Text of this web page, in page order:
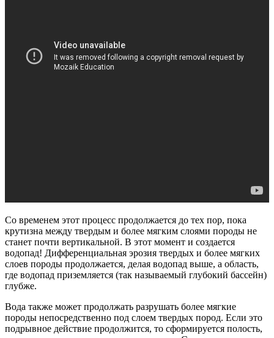
Со временем этот процесс продолжается до тех пор, пока
крутизна между твердым и более мягким слоями породы не
станет почти вертикальной. В этот момент и создается
водопад! Дифференциальная эрозия твердых и более мягких
слоев породы продолжается, делая водопад выше, а область,
где водопад приземляется (так называемый глубокий бассейн)
глубже.
Вода также может продолжать разрушать более мягкие
породы непосредственно под слоем твердых пород. Если это
подрывное действие продолжится, то сформируется полость,